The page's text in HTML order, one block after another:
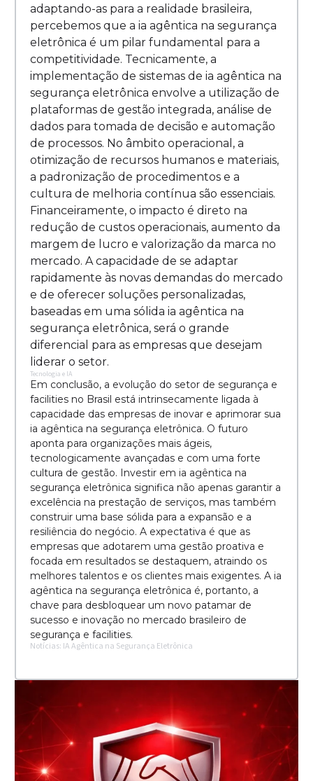
adaptando-as para a realidade brasileira,
percebemos que a ia agêntica na segurança
eletrônica é um pilar fundamental para a
competitividade. Tecnicamente, a
implementação de sistemas de ia agêntica na
segurança eletrônica envolve a utilização de
plataformas de gestão integrada, análise de
dados para tomada de decisão e automação
de processos. No âmbito operacional, a
otimização de recursos humanos e materiais,
a padronização de procedimentos e a
cultura de melhoria contínua são essenciais.
Financeiramente, o impacto é direto na
redução de custos operacionais, aumento da
margem de lucro e valorização da marca no
mercado. A capacidade de se adaptar
rapidamente às novas demandas do mercado
e de oferecer soluções personalizadas,
baseadas em uma sólida ia agêntica na
segurança eletrônica, será o grande
diferencial para as empresas que desejam
liderar o setor.
Tecnologia e IA
Em conclusão, a evolução do setor de segurança e
facilities no Brasil está intrinsecamente ligada à
capacidade das empresas de inovar e aprimorar sua
ia agêntica na segurança eletrônica. O futuro
aponta para organizações mais ágeis,
tecnologicamente avançadas e com uma forte
cultura de gestão. Investir em ia agêntica na
segurança eletrônica significa não apenas garantir a
excelência na prestação de serviços, mas também
construir uma base sólida para a expansão e a
resiliência do negócio. A expectativa é que as
empresas que adotarem uma gestão proativa e
focada em resultados se destaquem, atraindo os
melhores talentos e os clientes mais exigentes. A ia
agêntica na segurança eletrônica é, portanto, a
chave para desbloquear um novo patamar de
sucesso e inovação no mercado brasileiro de
segurança e facilities.
Notícias: IA Agêntica na Segurança Eletrônica